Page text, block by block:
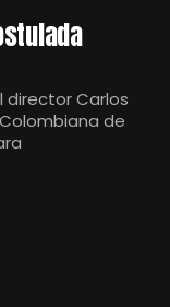
director Carlos
de